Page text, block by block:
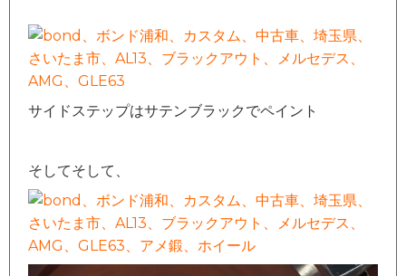
サイドステップはサテンブラックでペイント
そしてそして、